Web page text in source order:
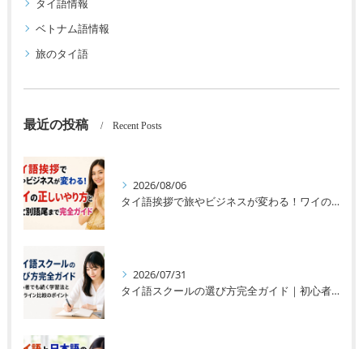
タイ語情報
ベトナム語情報
旅のタイ語
最近の投稿 Recent Posts
2026/08/06
タイ語挨拶で旅やビジネスが変わる！ワイの正しいやり方と男女別語尾まで完全ガイド
2026/07/31
タイ語スクールの選び方完全ガイド｜初心者でも続く学習法とオンライン比較のポイント